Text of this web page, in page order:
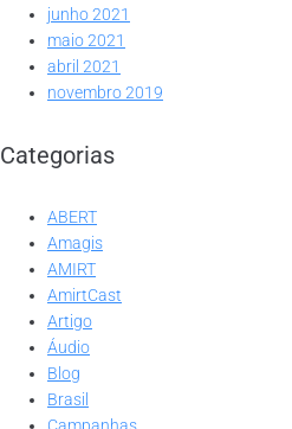
junho 2021
maio 2021
abril 2021
novembro 2019
Categorias
ABERT
Amagis
AMIRT
AmirtCast
Artigo
Áudio
Blog
Brasil